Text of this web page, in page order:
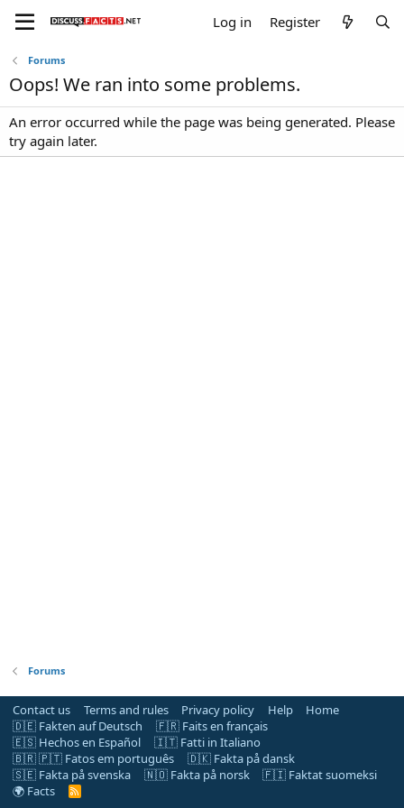
Log in Register
Forums
Oops! We ran into some problems.
An error occurred while the page was being generated. Please
try again later.
Forums
Contact us Terms and rules Privacy policy Help
Home
🇩🇪 Fakten auf Deutsch
🇫🇷 Faits en français
🇪🇸 Hechos en Español
🇮🇹 Fatti in Italiano
🇧🇷 🇵🇹 Fatos em português
🇩🇰 Fakta på dansk
🇸🇪 Fakta på svenska
🇳🇴 Fakta på norsk
🇫🇮 Faktat suomeksi
🌍 Facts
R